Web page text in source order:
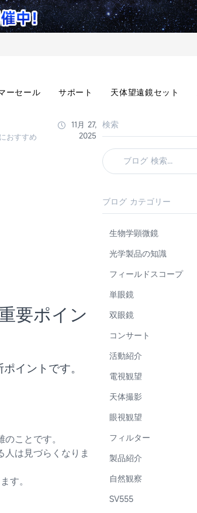
ーセール サポート 天体望遠鏡セット
おすすめ
11月 27,
2025
要ポイン
イントです。
ことです。
は見づらくなりま
す。
検索
ブログ カテゴリー
生物学顕微鏡
光学製品の知識
フィールドスコープ
単眼鏡
双眼鏡
コンサート
活動紹介
電視観望
天体撮影
眼視観望
フィルター
製品紹介
自然観察
SV555